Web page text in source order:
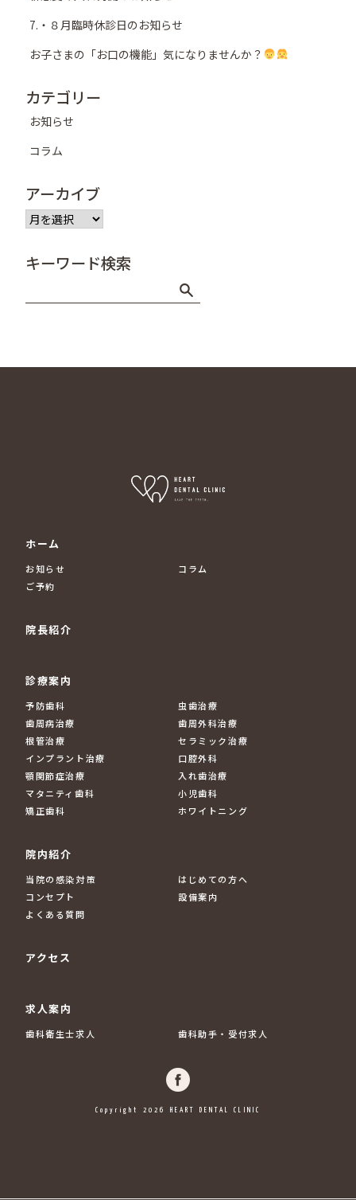
7.・８月臨時休診日のお知らせ
お子さまの「お口の機能」気になりませんか？
カテゴリー
お知らせ
コラム
アーカイブ
ア
ー
イ
キーワード検索
ホーム
お知らせ
コラム
ご予約
院長紹介
診療案内
予防歯科
虫歯治療
歯周病治療
歯周外科治療
根管治療
セラミック治療
インプラント治療
口腔外科
顎関節症治療
入れ歯治療
マタニティ歯科
小児歯科
矯正歯科
ホワイトニング
院内紹介
当院の感染対策
はじめての方へ
コンセプト
設備案内
よくある質問
アクセス
求人案内
歯科衛生士求人 歯科助手・受付求人
Copyright 2026 HEART DENTAL CLINIC